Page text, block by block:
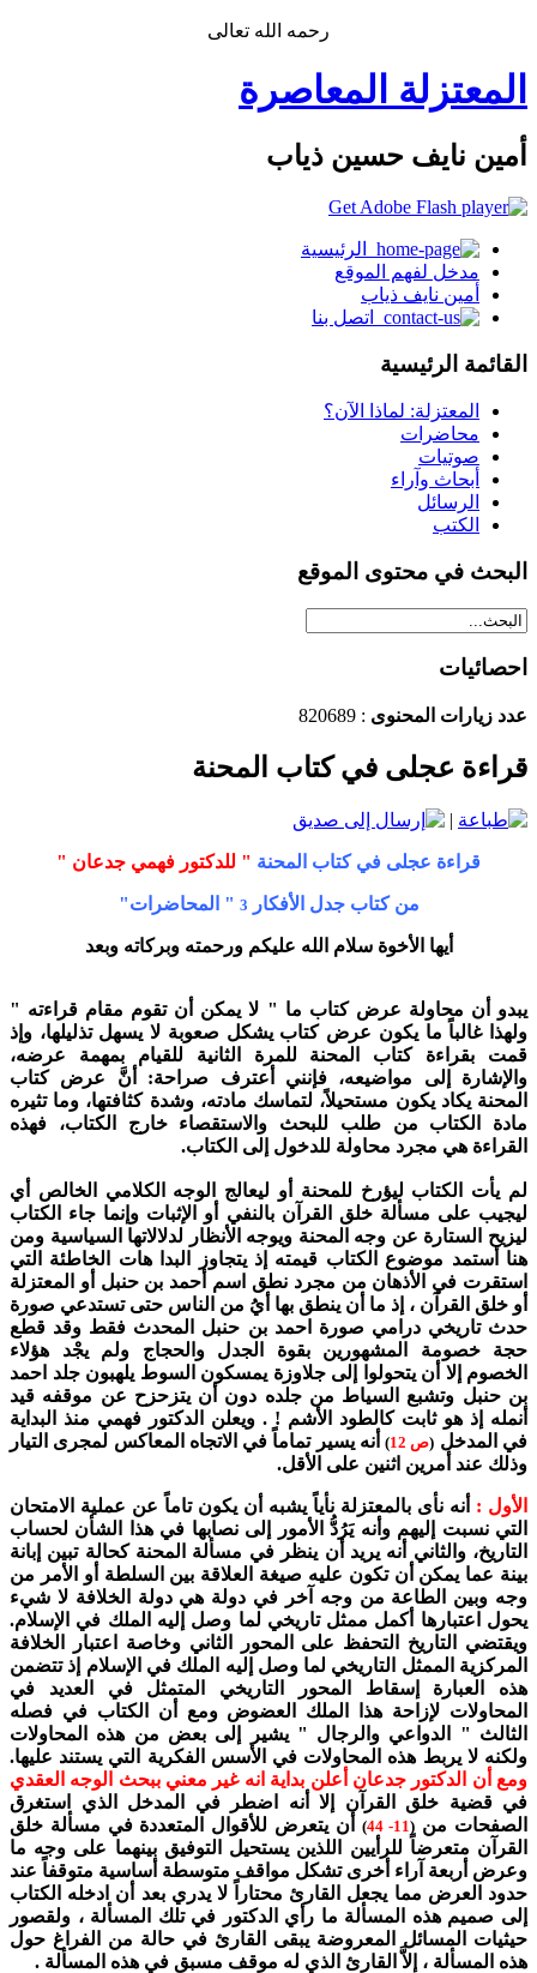
رحمه الله تعالى
المعتزلة المعاصرة
أمين نايف حسين ذياب
الرئيسية
مدخل لفهم الموقع
أمين نايف ذياب
اتصل بنا
القائمة الرئيسية
المعتزلة: لماذا الآن؟
محاضرات
صوتيات
أبحاث وآراء
الرسائل
الكتب
البحث في محتوى الموقع
احصائيات
عدد زيارات المحنوى : 820689
قراءة عجلى في كتاب المحنة
|
قراءة عجلى في كتاب المحنة " للدكتور فهمي جدعان "
من كتاب جدل الأفكار 3 " المحاضرات"
أيها الأخوة سلام الله عليكم ورحمته وبركاته وبعد
يبدو أن محاولة عرض كتاب ما " لا يمكن أن تقوم مقام قراءته "
ولهذا غالباً ما يكون عرض كتاب يشكل صعوبة لا يسهل تذليلها، وإذ
قمت بقراءة كتاب المحنة للمرة الثانية للقيام بمهمة عرضه،
والإشارة إلى مواضيعه، فإنني أعترف صراحة: أنَّ عرض كتاب
المحنة يكاد يكون مستحيلاً، لتماسك مادته، وشدة كثافتها، وما تثيره
مادة الكتاب من طلب للبحث والاستقصاء خارج الكتاب، فهذه
القراءة هي مجرد محاولة للدخول إلى الكتاب.
لم يأت الكتاب ليؤرخ للمحنة أو ليعالج الوجه الكلامي الخالص أي
ليجيب على مسألة خلق القرآن بالنفي أو الإثبات وإنما جاء الكتاب
ليزيح الستارة عن وجه المحنة ويوجه الأنظار لدلالاتها السياسية ومن
هنا أستمد موضوع الكتاب قيمته إذ يتجاوز البدا هات الخاطئة التي
استقرت في الأذهان من مجرد نطق اسم أحمد بن حنبل أو المعتزلة
أو خلق القرآن ، إذ ما أن ينطق بها أيُ من الناس حتى تستدعي صورة
حدث تاريخي درامي صورة احمد بن حنبل المحدث فقط وقد قطع
حجة خصومة المشهورين بقوة الجدل والحجاج ولم يجْد هؤلاء
الخصوم إلا أن يتحولوا إلى جلاوزة يمسكون السوط يلهبون جلد احمد
بن حنبل وتشبع السياط من جلده دون أن يتزحزح عن موقفه قيد
أنمله إذ هو ثابت كالطود الأشم ! . ويعلن الدكتور فهمي منذ البداية
في المدخل (ص 12 )أنه يسير تماماً في الاتجاه المعاكس لمجرى التيار
وذلك عند أمرين اثنين على الأقل.
الأول : أنه نأى بالمعتزلة نأياً يشبه أن يكون تاماً عن عملية الامتحان
التي نسبت إليهم وأنه يَرُدُّ الأمور إلى نصابها في هذا الشأن لحساب
التاريخ، والثاني أنه يريد أن ينظر في مسألة المحنة كحالة تبين إبانة
بينة عما يمكن أن تكون عليه صيغة العلاقة بين السلطة أو الأمر من
وجه وبين الطاعة من وجه آخر في دولة هي دولة الخلافة لا شيء
يحول اعتبارها أكمل ممثل تاريخي لما وصل إليه الملك في الإسلام.
ويقتضي التاريخ التحفظ على المحور الثاني وخاصة اعتبار الخلافة
المركزية الممثل التاريخي لما وصل إليه الملك في الإسلام إذ تتضمن
هذه العبارة إسقاط المحور التاريخي المتمثل في العديد في
المحاولات لإزاحة هذا الملك العضوض ومع أن الكتاب في فصله
الثالث " الدواعي والرجال " يشير إلى بعض من هذه المحاولات
ولكنه لا يربط هذه المحاولات في الأسس الفكرية التي يستند عليها.
ومع أن الدكتور جدعان أعلن بداية انه غير معني ببحث الوجه العقدي
في قضية خلق القرآن إلا أنه اضطر في المدخل الذي استغرق
الصفحات من (
11- 44
) أن يتعرض للأقوال المتعددة في مسألة خلق
القرآن متعرضاً للرأيين اللذين يستحيل التوفيق بينهما على وجه ما
وعرض أربعة آراء أخرى تشكل مواقف متوسطة أساسية متوقفاً عند
حدود العرض مما يجعل القارئ محتاراً لا يدري بعد أن ادخله الكتاب
إلى صميم هذه المسألة ما رأي الدكتور في تلك المسألة ، ولقصور
حيثيات المسائل المعروضة يبقى القارئ في حالة من الفراغ حول
هذه المسألة ، إلاَّ القارئ الذي له موقف مسبق في هذه المسألة .